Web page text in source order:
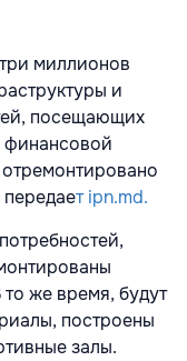
миллионов
и
посещающих
финансовой
т ipn.md.
же время, будут
построены
залы.